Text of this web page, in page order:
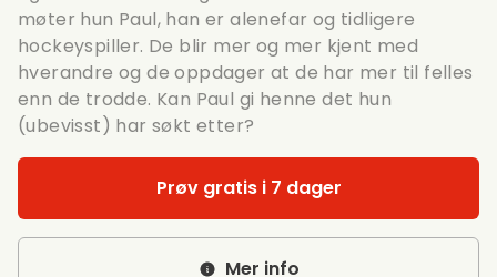
møter hun Paul, han er alenefar og tidligere
hockeyspiller. De blir mer og mer kjent med
hverandre og de oppdager at de har mer til felles
enn de trodde. Kan Paul gi henne det hun
(ubevisst) har søkt etter?
Prøv gratis i 7 dager
Mer info